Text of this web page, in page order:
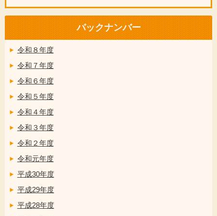
バックナンバー
令和８年度
令和７年度
令和６年度
令和５年度
令和４年度
令和３年度
令和２年度
令和元年度
平成30年度
平成29年度
平成28年度